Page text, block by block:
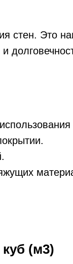
стен. Это
(м3)